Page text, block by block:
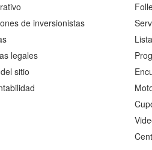
de inversionistas
legales
sitio